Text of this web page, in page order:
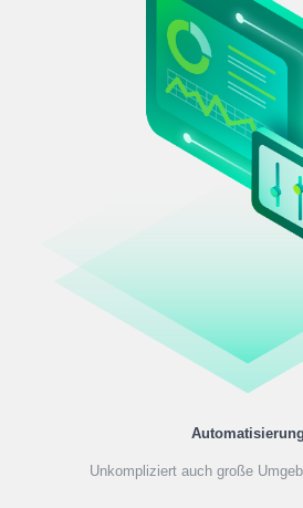
Automatisierung
Unkompliziert auch große